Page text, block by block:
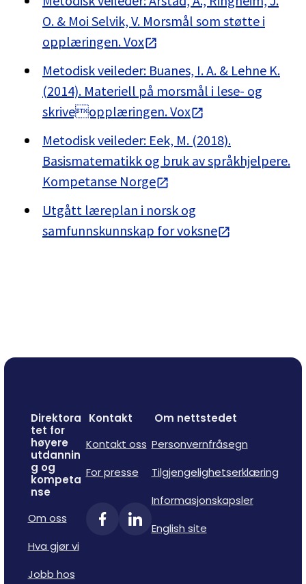
O. & Moi Selvik, V. Morsmål som støtte i
opplæringen. Vox
Metodisk veileder: Buanes, I. A. & Lehne K.
(2014). Materiell på morsmål i lese- og
skriveopplæringen. Vox
Metodisk veileder: Eek, M. (2018).
Basismatematikk og bruk av språkhjelpere.
Kompetanse Norge
Utgått læreplan i norsk og
samfunnskunnskap for voksne
Direktora
tet for
høyere
utdannin
g og
kompeta
nse
Om oss
Hva gjør vi
Jobb hos
Kontakt
Kontakt oss
For presse
Om nettstedet
Personvernfråsegn
Tilgjengelighetserklæring
Informasjonskapsler
English site